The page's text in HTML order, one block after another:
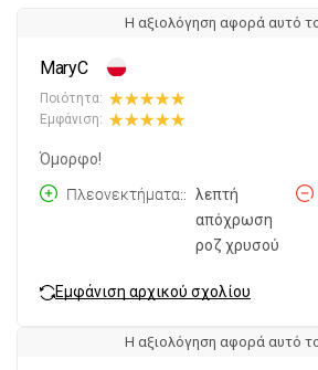
Η αξιολόγηση αφορά αυτό
MaryC
Ποιότητα:
Εμφάνιση:
Όμορφο!
Πλεονεκτήματα:
λεπτή
απόχρωση
ροζ χρυσού
Εμφάνιση αρχικού σχολίου
Η αξιολόγηση αφορά αυτό